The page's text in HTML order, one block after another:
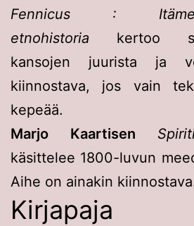
Fennicus :
etnohistoria kertoo
kansojen juurista ja
kiinnostava, jos vain
kepeää.
Marjo Kaartisen
käsittelee 1800-luvun
Aihe on ainakin
Kirjapaja